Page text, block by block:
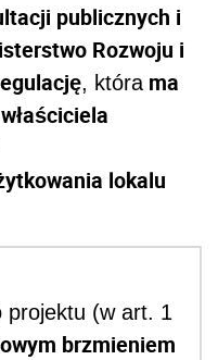
publicznych i
Rozwoju i
, którama
lokalu
projektu (w art. 1
brzmieniem